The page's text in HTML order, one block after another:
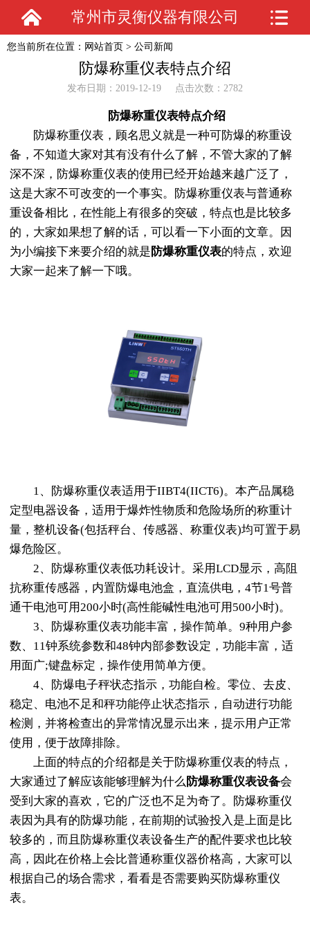
常州市灵衡仪器有限公司
您当前所在位置： 网站首页 > 公司新闻
防爆称重仪表特点介绍
发布日期：2019-12-19 点击次数：2782
防爆称重仪表特点介绍
防爆称重仪表，顾名思义就是一种可防爆的称重设
备，不知道大家对其有没有什么了解，不管大家的了解
深不深，防爆称重仪表的使用已经开始越来越广泛了，
这是大家不可改变的一个事实。防爆称重仪表与普通称
重设备相比，在性能上有很多的突破，特点也是比较多
的，大家如果想了解的话，可以看一下小面的文章。因
为小编接下来要介绍的就是 防爆称重仪表的特点，欢迎
大家一起来了解一下哦。
1、防爆称重仪表适用于IIBT4(IICT6)。本产品属稳
定型电器设备，适用于爆炸性物质和危险场所的称重计
量，整机设备(包括秤台、传感器、称重仪表)均可置于易
爆危险区。
2、防爆称重仪表低功耗设计。采用LCD显示，高阻
抗称重传感器，内置防爆电池盒，直流供电，4节1号普
通干电池可用200小时(高性能碱性电池可用500小时)。
3、防爆称重仪表功能丰富，操作简单。9种用户参
数、11钟系统参数和48钟内部参数设定，功能丰富，适
用面广;键盘标定，操作使用简单方便。
4、防爆电子秤状态指示，功能自检。零位、去皮、
稳定、电池不足和秤功能停止状态指示，自动进行功能
检测，并将检查出的异常情况显示出来，提示用户正常
使用，便于故障排除。
上面的特点的介绍都是关于防爆称重仪表的特点，
大家通过了解应该能够理解为什么 防爆称重仪表设备会
受到大家的喜欢，它的广泛也不足为奇了。防爆称重仪
表因为具有的防爆功能，在前期的试验投入是上面是比
较多的，而且防爆称重仪表设备生产的配件要求也比较
高，因此在价格上会比普通称重仪器价格高，大家可以
根据自己的场合需求，看看是否需要购买防爆称重仪
表。